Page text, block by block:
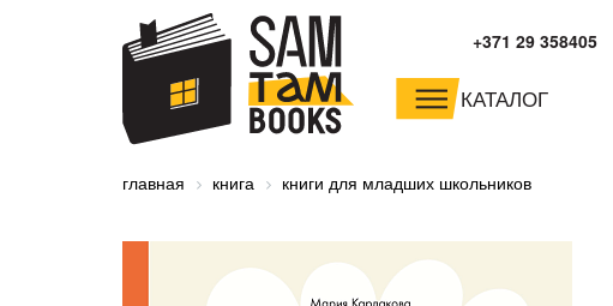
+371 29 358405
КАТАЛОГ
малышам и
дошкольникам
младшим школьникам
главная книга книги для младших школьников